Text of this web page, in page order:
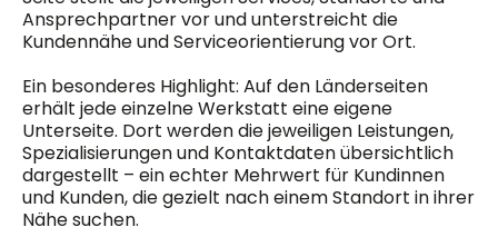
Ansprechpartner vor und unterstreicht die
Kundennähe und Serviceorientierung vor Ort.
Ein besonderes Highlight: Auf den Länderseiten
erhält jede einzelne Werkstatt eine eigene
Unterseite. Dort werden die jeweiligen Leistungen,
Spezialisierungen und Kontaktdaten übersichtlich
dargestellt – ein echter Mehrwert für Kundinnen
und Kunden, die gezielt nach einem Standort in ihrer
Nähe suchen.